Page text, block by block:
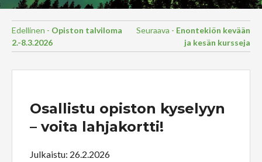
Edellinen - Opiston talviloma
2.-8.3.2026
Seuraava - Enontekiön kevään
ja kesän kursseja
Osallistu opiston kyselyyn
– voita lahjakortti!
Julkaistu: 26.2.2026